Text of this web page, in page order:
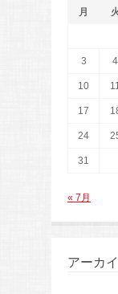
月
3 4
10
17
24
31
« 7月
アーカ